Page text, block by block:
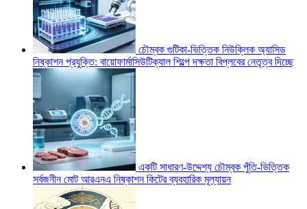
চৌম্বক গুটিকা-ভিত্তিক নিউক্লিক অ্যাসিড
নিষ্কাশন প্রযুক্তি: বায়োফার্মাসিউটিক্যাল শিল্পে দক্ষতা বিপ্লবের নেতৃত্ব দিচ্ছে
একটি সাধারণ-উদ্দেশ্য চৌম্বক পুঁতি-ভিত্তিক
সর্বজনীন মোট আরএনএ নিষ্কাশন কিটের ব্যবহারিক মূল্যায়ন